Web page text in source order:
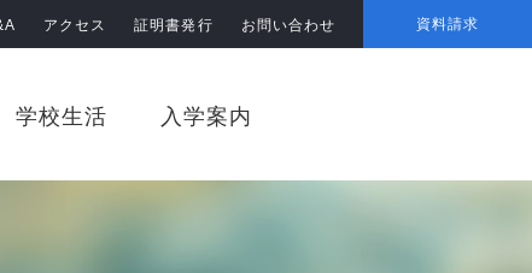
学校生活 入学案内
アクセス 証明書発行 お問い合わせ 資料請求